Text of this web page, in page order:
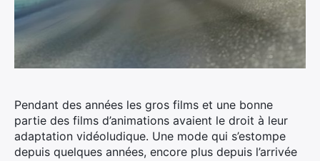
Pendant des années les gros films et une bonne
partie des films d’animations avaient le droit à leur
adaptation vidéoludique. Une mode qui s’estompe
depuis quelques années, encore plus depuis l’arrivée